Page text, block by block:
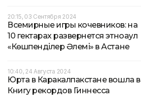
20:15, 03 Сентября 2024
Всемирные игры кочевников: на
10 гектарах развернется этноаул
«Көшпенділер Әлемі» в Астане
10:40, 24 Августа 2024
Юрта в Каракалпакстане вошла в
Книгу рекордов Гиннесса